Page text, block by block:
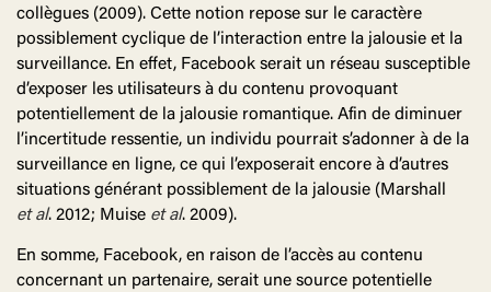
collègues (2009). Cette notion repose sur le caractère
possiblement cyclique de l’interaction entre la jalousie et la
surveillance. En effet, Facebook serait un réseau susceptible
d’exposer les utilisateurs à du contenu provoquant
potentiellement de la jalousie romantique. Afin de diminuer
l’incertitude ressentie, un individu pourrait s’adonner à de la
surveillance en ligne, ce qui l’exposerait encore à d’autres
situations générant possiblement de la jalousie (Marshall
et al. 2012; Muise et al. 2009).
En somme, Facebook, en raison de l’accès au contenu
concernant un partenaire, serait une source potentielle